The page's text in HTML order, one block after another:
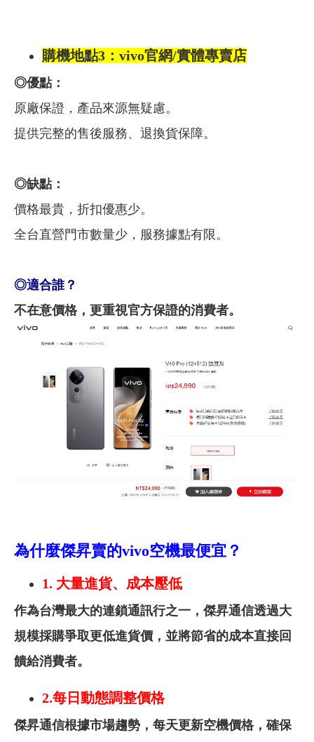
購機地點3： vivo官網/實體專賣店
◎優點：
原廠保證，產品來源無疑慮。
提供完整的售後服務、退換貨保障。
◎缺點：
價格最貴，折扣優惠少。
全台直營門市數量少，服務據點有限。
◎適合誰？
不在意價格，更重視官方保證的消費者。
為什麼傑昇賣的vivo空機最便宜？
1. 大量進貨、成本壓低
作為台灣最大的連鎖通訊行之一，傑昇通信透過大
規模採購爭取更低進貨價，並將節省的成本直接回
饋給消費者。
2.每日動態調整價格
傑昇通信根據市場趨勢，每天更新空機價格，確保